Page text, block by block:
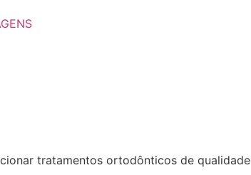
tratamentos ortodônticos de qualidade